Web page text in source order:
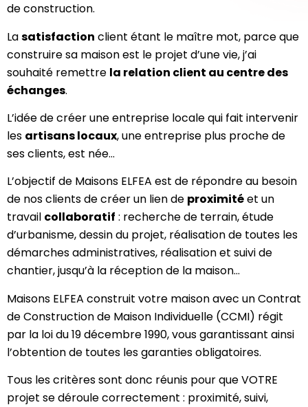
de construction.
Lasatisfaction client étant le maître mot, parce que
construire sa maison est le projet d’une vie, j’ai
souhaité remettre la relation client au centre des
échanges.
L’idée de créer une entreprise locale qui fait intervenir
les artisans locaux, une entreprise plus proche de
ses clients, est née…
L’objectif de Maisons ELFEA est de répondre au besoin
de nos clients de créer un lien de proximitéet un
travail collaboratif : recherche de terrain, étude
d’urbanisme, dessin du projet, réalisation de toutes les
démarches administratives, réalisation et suivi de
chantier, jusqu’à la réception de la maison…
Maisons ELFEA construit votre maison avec un Contrat
de Construction de Maison Individuelle (CCMI) régit
par la loi du 19 décembre 1990, vous garantissant ainsi
l’obtention de toutes les garanties obligatoires.
Tous les critères sont donc réunis pour que VOTRE
projet se déroule correctement : proximité, suivi,